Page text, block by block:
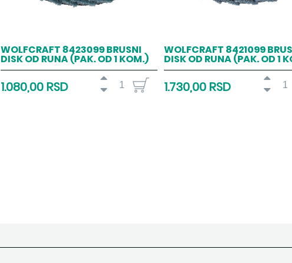
WOLFCRAFT 8423099 BRUSNI
DISK OD RUNA (PAK. OD 1 KOM.)
1.080,00 RSD
WOLFCRAFT 8421099
DISK OD RUNA (PAK. OD 1
1.730,00 RSD